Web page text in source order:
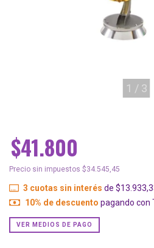
1 / 3
$41.800
Precio sin impuestos $34.545,45
3 cuotas sin interés de
10% de descuento pagando con
VER MEDIOS DE PAGO